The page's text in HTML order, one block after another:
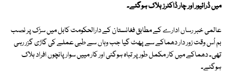
میں ڈرائیور اور چار ڈاکٹرز ہلاک ہوگئے۔
عالمی خبر رساں ادارے کے مطابق فغانستان کے دارالحکومت کابل میں سڑک پر نصب
بم اُس وقت زور دار دھماکے سے پھٹ گیا جب وہاں سے طبی عملے کی گاڑی گزر رہی
تھی۔ دھماکے میں کار مکمل طور پر تباہ ہوگئی اور کار مییں سوار پانچوں افراد ہلاک
ہوگئے۔